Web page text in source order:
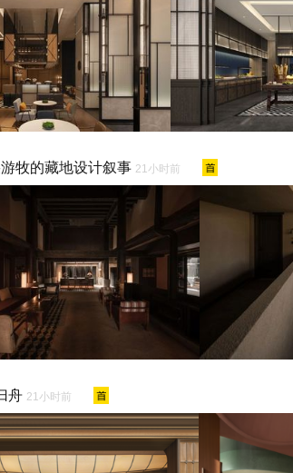
牧的藏地设计叙事 21小时前
舟 21小时前